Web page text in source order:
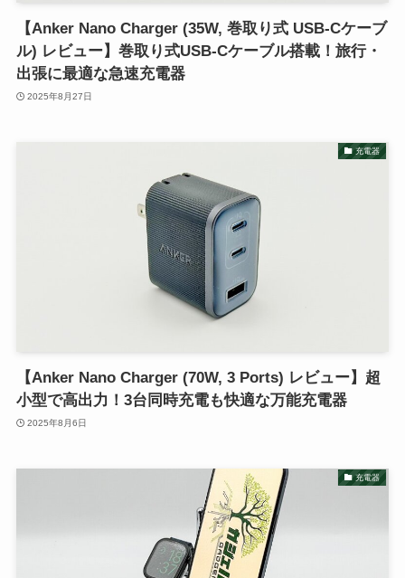
【Anker Nano Charger (35W, 巻取り式 USB-Cケーブ
ル) レビュー】巻取り式USB-Cケーブル搭載！旅行・
出張に最適な急速充電器
2025年8月27日
充電器
【Anker Nano Charger (70W, 3 Ports) レビュー】超
小型で高出力！3台同時充電も快適な万能充電器
2025年8月6日
充電器